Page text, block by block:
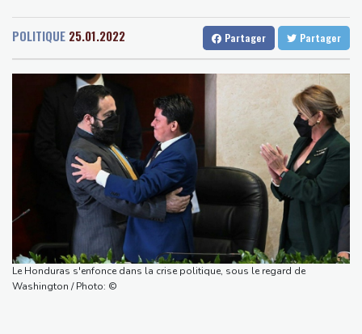
Gabon
26 °C Kamerun
23 °C
Madagascar
13 °C
Congo
27 °C Cayenne
18 °C
French Guiana
32 °C
Bruxelles
Vancouver
24 °C
Monte-Carlo
27 °C
Foot: le Paris SG officialise l'arrivée de Maghnès Akliouche en
Foot: Rodri a donné son accord au FC Barcelone pour négocier
avec Manchester City
Tour de France femmes: Kim Le Court remporte la 6e étape,
Marlen Reusser reste maillot jaune
La Bourse de Paris reste perchée sur ses niveaux records
Les Bourses mondiales suspendues au Moyen-Orient, records en
Europe
L'américain Apollo remporte la bataille pour racheter EasyJet
Foot: le Real Madrid s'offre la pépite ivoirienne Yan Diomandé
POLITIQUE 25.01.2022 Partager Partager
Le Honduras s'enfonce dans la crise politique, sous le regard de
Washington / Photo: ©